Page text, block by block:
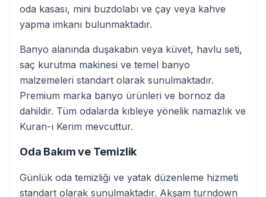
oda kasası, mini buzdolabı ve çay veya kahve
yapma imkanı bulunmaktadır.
Banyo alanında duşakabin veya küvet, havlu seti,
saç kurutma makinesi ve temel banyo
malzemeleri standart olarak sunulmaktadır.
Premium marka banyo ürünleri ve bornoz da
dahildir. Tüm odalarda kıbleye yönelik namazlık ve
Kuran-ı Kerim mevcuttur.
Oda Bakım ve Temizlik
Günlük oda temizliği ve yatak düzenleme hizmeti
standart olarak sunulmaktadır. Akşam turndown